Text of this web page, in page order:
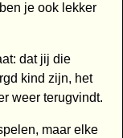
je ook lekker
dat jij die
kind zijn, het
weer terugvindt.
maar elke